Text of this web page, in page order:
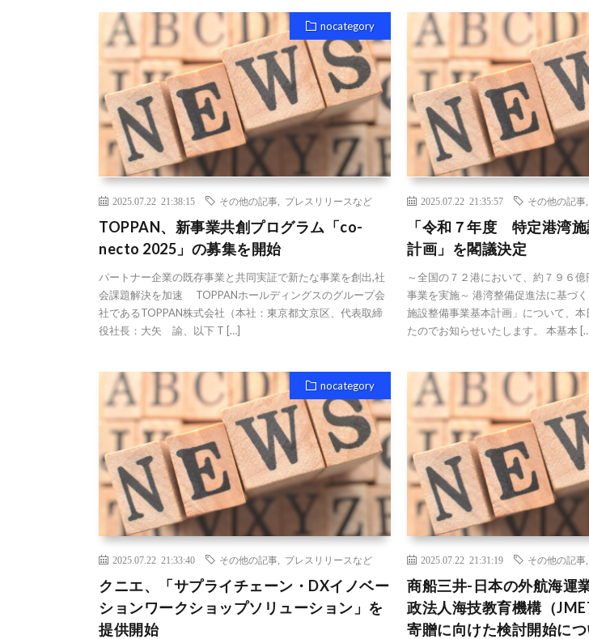
nocategory
2025.07.22 21:38:15 その他の記事 プレスリリースなど
TOPPAN、新事業共創プログラム「co-
necto 2025」の募集を開始
パートナー企業の既存事業と共同実証で新たな事業を創出,社
会課題解決を加速 TOPPANホールディングスのグループ会
社であるTOPPAN株式会社（本社：東京都文京区、代表取締
役社長：大矢 諭、以下 T […]
2025.07.22 21:35:57 その他の記事
「令和７年度 特定港湾
計画」を閣議決定
～全国の７２港において、約７９６
事業を実施～ 港湾整備促進法に基づ
施設整備事業基本計画」について、
たのでお知らせいたします。 本基本
nocategory
2025.07.22 21:33:40 その他の記事 プレスリリースなど
クニエ、「サプライチェーン・DXイノベー
ションワークショップソリューション」を
提供開始
2025.07.22 21:31:19 その他の記事
商船三井-日本の外航海運
政法人海技教育機構（
寄贈に向けた検討開始に